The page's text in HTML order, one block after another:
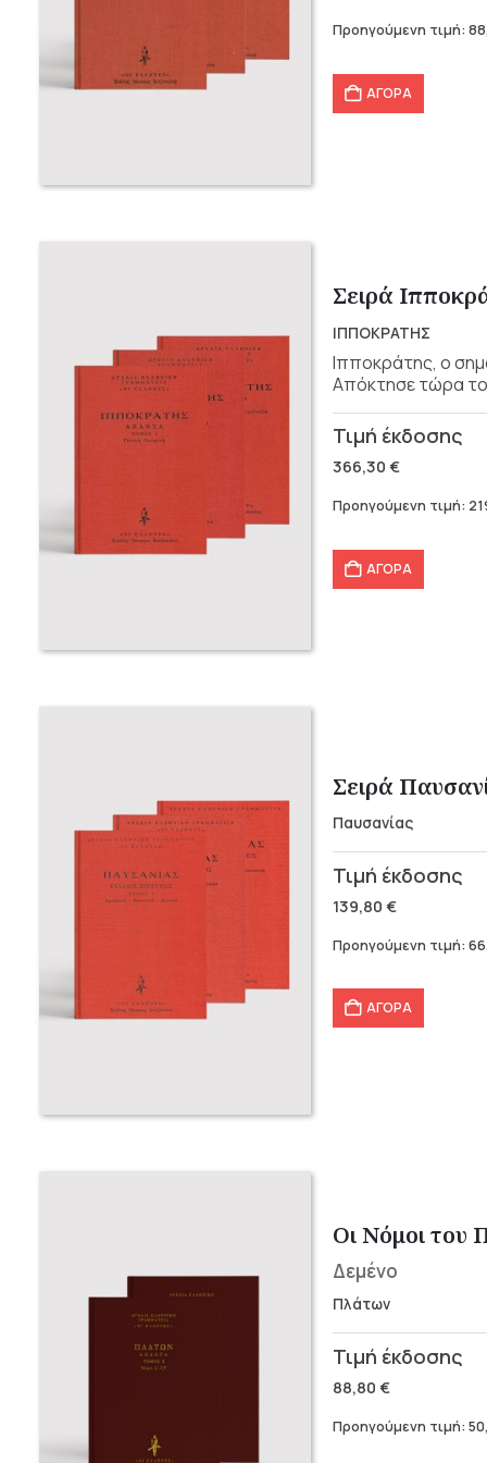
was:
τιμή
88,00 €.
Προηγούμενη τιμή:
ΑΓΟΡΑ
Σειρά
ΙΠΠΟΚΡΑΤΗΣ
Ιπποκράτης, ο
Απόκτησε τώρα το
366,30 €
Original
price
was:
Η
τρέχουσα
τιμή
219,78 €.
Προηγούμενη τιμή:
ΑΓΟΡΑ
Σειρά
Παυσανίας
139,80 €
Original
price
was:
Η
τρέχουσα
τιμή
66,00 €.
Προηγούμενη τιμή:
ΑΓΟΡΑ
Οι Νόμοι του
Δεμένο
Πλάτων
88,80 €
Original
price
was:
Η
τρέχουσα
τιμή
Προηγούμενη τιμή: